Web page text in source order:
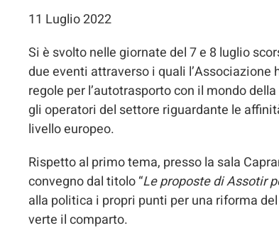
11 Luglio 2022
Si è svolto nelle giornate del 7 e 8 luglio
due eventi attraverso i quali
regole per l’autotrasporto con il mondo
gli operatori del settore riguardante le
livello europeo.
Rispetto al primo tema, presso la sala
convegno dal titolo “Le proposte di Assotir
alla politica i propri punti per una riforma
verte il comparto.